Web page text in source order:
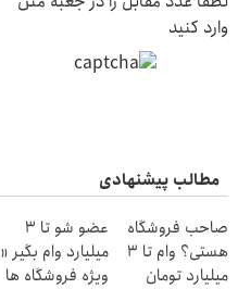
وارد کنید
مطالب پیشنهادی
صاحب فروشگاه
هستی؟ وام تا ۳
میلیارد تومان
عضو شو تا 3
میلیارد وام بگیر «
ویژه فروشگاه ها